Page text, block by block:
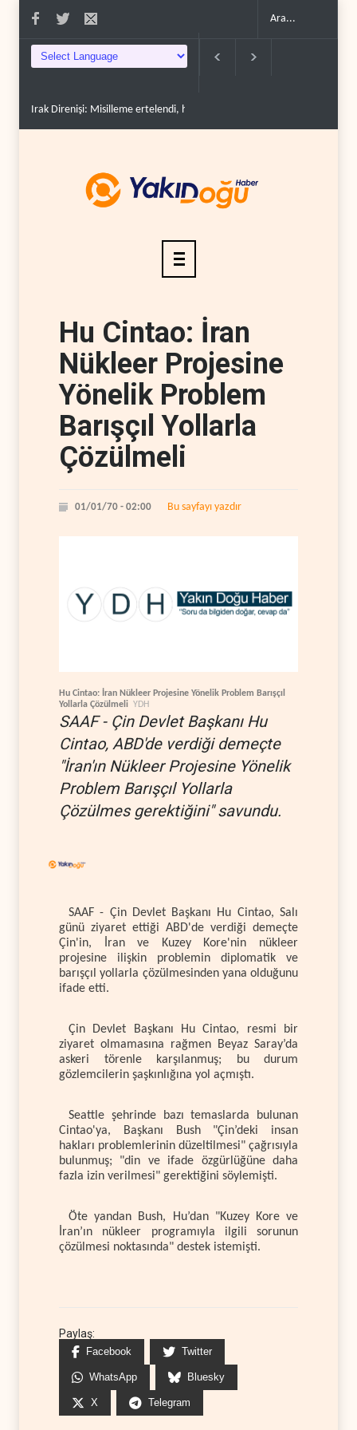
Irak Direnişi: Misilleme ertelendi, hesap kapanmadı..
Hu Cintao: İran
Nükleer Projesine
Yönelik Problem
Barışçıl Yollarla
Çözülmeli
01/01/70 - 02:00 Bu sayfayı yazdır
Hu Cintao: İran Nükleer Projesine Yönelik Problem Barışçıl
Yollarla Çözülmeli YDH
SAAF - Çin Devlet Başkanı Hu
Cintao, ABD'de verdiği demeçte
"İran'ın Nükleer Projesine Yönelik
Problem Barışçıl Yollarla
Çözülmes gerektiğini" savundu.
SAAF - Çin Devlet Başkanı Hu Cintao, Salı
günü ziyaret ettiği ABD'de verdiği demeçte
Çin'in, İran ve Kuzey Kore'nin nükleer
projesine ilişkin problemin diplomatik ve
barışçıl yollarla çözülmesinden yana olduğunu
ifade etti.
Çin Devlet Başkanı Hu Cintao, resmi bir
ziyaret olmamasına rağmen Beyaz Saray’da
askeri törenle karşılanmuş; bu durum
gözlemcilerin şaşkınlığına yol açmıştı.
Seattle şehrinde bazı temaslarda bulunan
Cintao'ya, Başkanı Bush "Çin’deki insan
hakları problemlerinin düzeltilmesi" çağrısıyla
bulunmuş; "din ve ifade özgürlüğüne daha
fazla izin verilmesi" gerektiğini söylemişti.
Öte yandan Bush, Hu’dan "Kuzey Kore ve
İran’ın nükleer programıyla ilgili sorunun
çözülmesi noktasında" destek istemişti.
Paylaş:
Facebook Twitter
WhatsApp Bluesky
X Telegram